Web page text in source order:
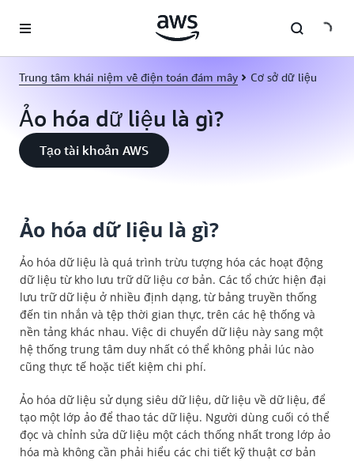
Trung tâm khái niệm về điện toán đám mây Cơ sở dữ liệu
Ảo hóa dữ liệu là gì?
Tạo tài khoản AWS
Ảo hóa dữ liệu là gì?
Ảo hóa dữ liệu là quá trình trừu tượng hóa các hoạt động
dữ liệu từ kho lưu trữ dữ liệu cơ bản. Các tổ chức hiện đại
lưu trữ dữ liệu ở nhiều định dạng, từ bảng truyền thống
đến tin nhắn và tệp thời gian thực, trên các hệ thống và
nền tảng khác nhau. Việc di chuyển dữ liệu này sang một
hệ thống trung tâm duy nhất có thể không phải lúc nào
cũng thực tế hoặc tiết kiệm chi phí.
Ảo hóa dữ liệu sử dụng siêu dữ liệu, dữ liệu về dữ liệu, để
tạo một lớp ảo để thao tác dữ liệu. Người dùng cuối có thể
đọc và chỉnh sửa dữ liệu một cách thống nhất trong lớp ảo
hóa mà không cần phải hiểu các chi tiết kỹ thuật cơ bản